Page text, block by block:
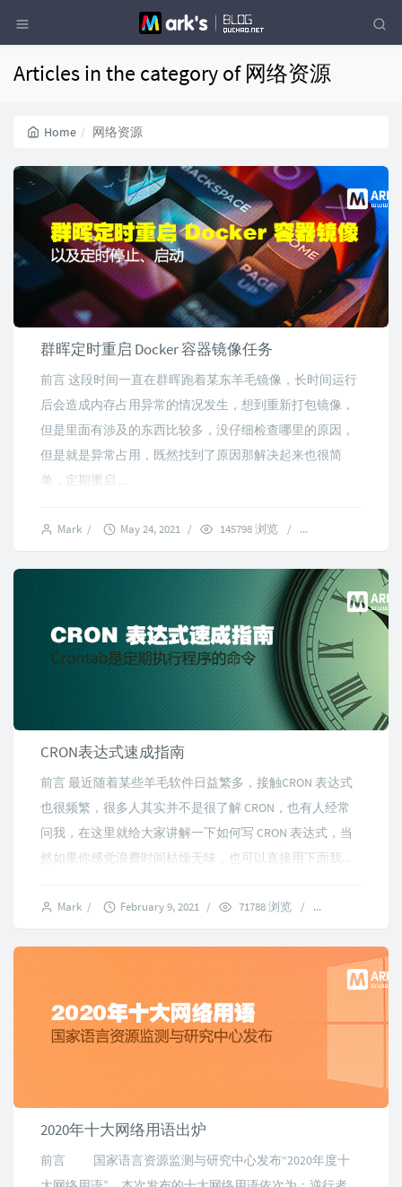
Articles in the category of 网络资源
Home 网络资源
群晖定时重启 Docker 容器镜像任务
前言 这段时间一直在群晖跑着某东羊毛镜像，长时间运行
后会造成内存占用异常的情况发生，想到重新打包镜像，
但是里面有涉及的东西比较多，没仔细检查哪里的原因，
但是就是异常占用，既然找到了原因那解决起来也很简
单，定期重启 ...
Mark / May 24, 2021 / 145798 浏览 /
CRON表达式速成指南
前言 最近随着某些羊毛软件日益繁多，接触CRON 表达式
也很频繁，很多人其实并不是很了解 CRON，也有人经常
问我，在这里就给大家讲解一下如何写 CRON 表达式，当
然如果你感觉浪费时间枯燥无味，也可以直接用下面我...
Mark / February 9, 2021 / 71788 浏览 /
2020年十大网络用语出炉
前言 国家语言资源监测与研究中心发布“2020年度十